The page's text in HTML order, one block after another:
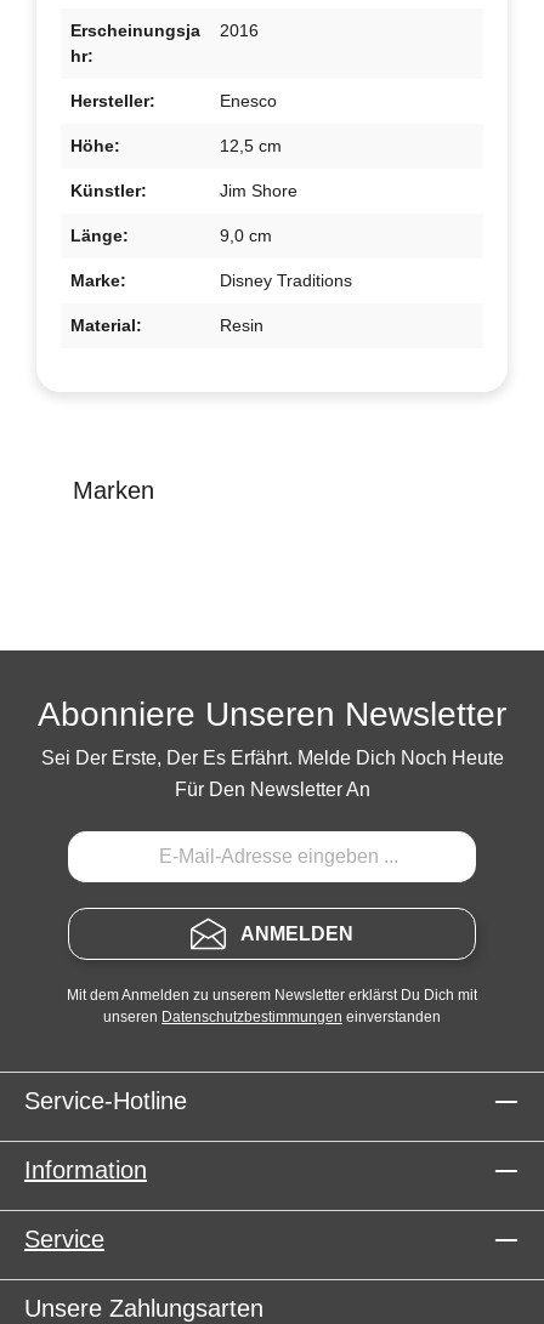
Erscheinungsja
hr:
2016
Hersteller: Enesco
Höhe: 12,5 cm
Künstler: Jim Shore
Länge: 9,0 cm
Marke: Disney Traditions
Material: Resin
Marken
Abonniere Unseren Newsletter
Sei Der Erste, Der Es Erfährt. Melde Dich Noch Heute
Für Den Newsletter An
ANMELDEN
Mit dem Anmelden zu unserem Newsletter erklärst Du Dich mit
unseren Datenschutzbestimmungen einverstanden
Service-Hotline
Information
Service
Unsere Zahlungsarten